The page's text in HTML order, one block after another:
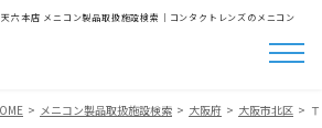
六本店 メニコン製品取扱施設検索│コンタクトレンズのメニコン
メニコン製品取扱施設検索 大阪府 大阪市北区